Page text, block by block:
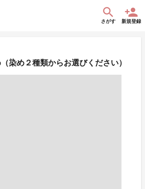
さがす 新規登録
染め２種類からお選びください）